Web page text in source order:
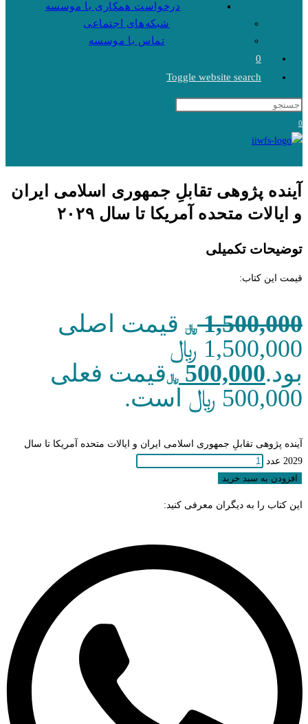
درخواست همکاری با موسسه
شبکه‌های اجتماعی
تماس با موسسه
0
Toggle website search
0
آینده پژوهی تقابلِ جمهوری اسلامی ایران
و ایالات متحده آمریکا تا سال ۲۰۲۹
توضیحات تکمیلی
قیمت این کتاب:
1,500,000 ﷼
قیمت اصلی
1,500,000 ﷼
بود.500,000 ﷼قیمت فعلی
500,000 ﷼ است.
آینده پژوهی تقابلِ جمهوری اسلامی ایران و ایالات متحده آمریکا تا سال
2029 عدد
افزودن به سبد خرید
این کتاب را به دیگران معرفی کنید: